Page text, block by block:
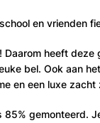
en vrienden
Daarom heeft
bel. Ook aan
en een luxe
gemonteerd.